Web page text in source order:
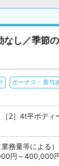
し／季節
ボーナス・賞与
［2］4t平ボデ
務量等による
円～400,000